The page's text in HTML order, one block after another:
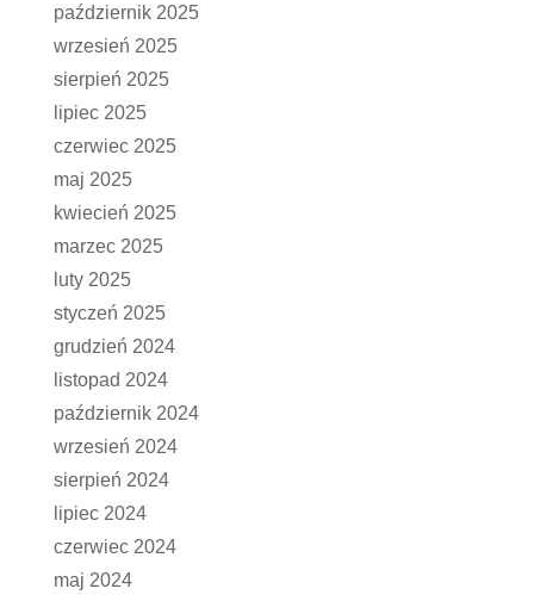
październik 2025
wrzesień 2025
sierpień 2025
lipiec 2025
czerwiec 2025
maj 2025
kwiecień 2025
marzec 2025
luty 2025
styczeń 2025
grudzień 2024
listopad 2024
październik 2024
wrzesień 2024
sierpień 2024
lipiec 2024
czerwiec 2024
maj 2024